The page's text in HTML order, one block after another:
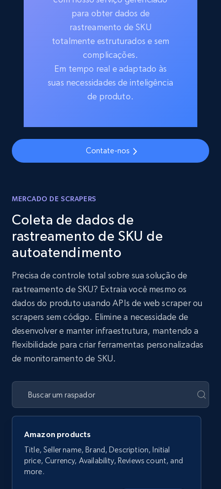
para obter dados de
rastreamento de SKU
totalmente estruturados e sem
complicações.
Em tempo real e adaptado às
suas necessidades de inteligência
de produto.
Contate-nos
MERCADO DE SCRAPERS
Coleta de dados de
rastreamento de SKU de
autoatendimento
Precisa de controle total sobre sua solução de
rastreamento de SKU? Extraia você mesmo os
dados do produto usando APIs de web scraper ou
scrapers sem código. Elimine a necessidade de
desenvolver e manter infraestrutura, mantendo a
flexibilidade para criar ferramentas personalizadas
de monitoramento de SKU.
Amazon products
Title, Seller name, Brand, Description, Initial
price, Currency, Availability, Reviews count, and
more.